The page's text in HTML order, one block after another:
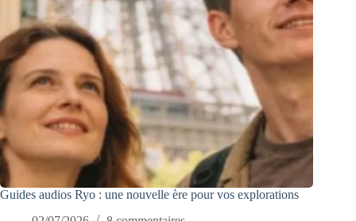
Guides audios Ryo : une nouvelle ère pour vos explorations